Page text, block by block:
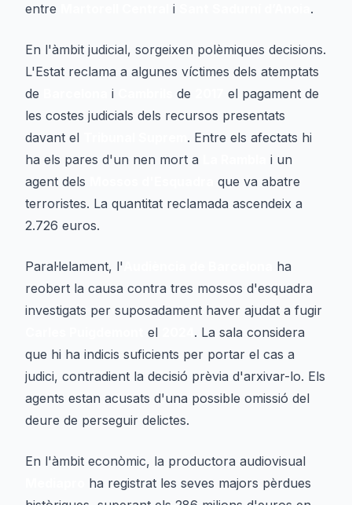
entre
i .
En l'àmbit judicial, sorgeixen polèmiques decisions.
L'Estat reclama a algunes víctimes dels atemptats
de
i de
el pagament de
les costes judicials dels recursos presentats
davant el
. Entre els afectats hi
ha els pares d'un nen mort a
i un
agent dels
que va abatre
terroristes. La quantitat reclamada ascendeix a
2.726 euros.
Paral·lelament, l'
ha
reobert la causa contra tres mossos d'esquadra
investigats per suposadament haver ajudat a fugir
el
. La sala considera
que hi ha indicis suficients per portar el cas a
judici, contradient la decisió prèvia d'arxivar-lo. Els
agents estan acusats d'una possible omissió del
deure de perseguir delictes.
En l'àmbit econòmic, la productora audiovisual
ha registrat les seves majors pèrdues